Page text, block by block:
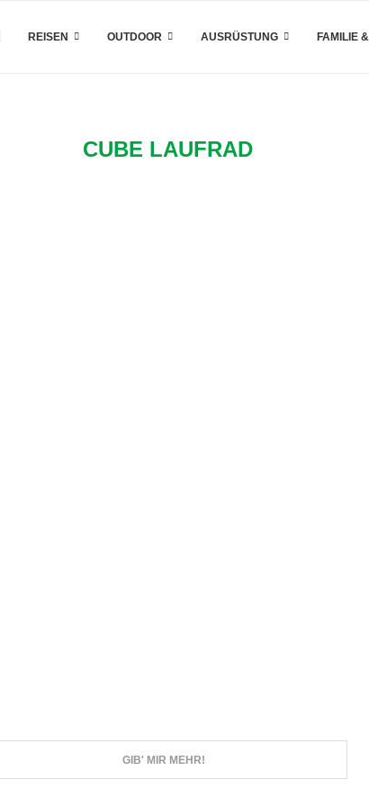
REISEN OUTDOOR AUSRÜSTUNG FAMILIE
CUBE LAUFRAD
GIB' MIR MEHR!